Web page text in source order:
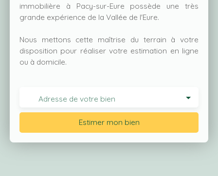
immobilière à Pacy-sur-Eure possède une très
grande expérience de la Vallée de l'Eure.
Nous mettons cette maîtrise du terrain à votre
disposition pour réaliser votre estimation en ligne
ou à domicile.
Adresse de votre bien
Estimer mon bien